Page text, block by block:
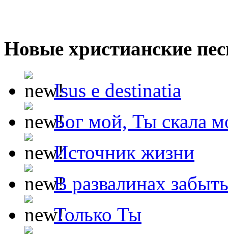
Новые христианские
Isus e destinatia
Бог мой, Ты скала
Источник жизни
В развалинах
Только Ты